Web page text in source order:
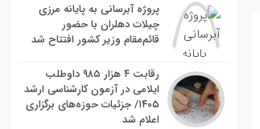
پروژه آبرسانی به پایانه مرزی
چیلات دهلران با حضور
قائم‌مقام وزیر کشور افتتاح شد
رقابت ۴ هزار ۹۸۵ داوطلب
ایلامی در آزمون کارشناسی ارشد
۱۴۰۵/ جزئیات حوزه‌های برگزاری
اعلام شد